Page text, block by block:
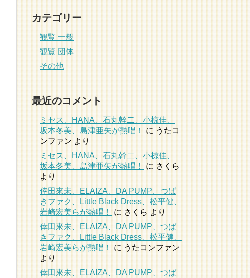
カテゴリー
観覧 一般
観覧 団体
その他
最近のコメント
ミセス、HANA、石丸幹二、小椋佳、
坂本冬美、島津亜矢が熱唱！
に うたコ
ンファン より
ミセス、HANA、石丸幹二、小椋佳、
坂本冬美、島津亜矢が熱唱！
に さくら
より
倖田來未、ELAIZA、DA PUMP、つば
きファク、Little Black Dress、松平健、
岩崎宏美らが熱唱！
に さくら より
倖田來未、ELAIZA、DA PUMP、つば
きファク、Little Black Dress、松平健、
岩崎宏美らが熱唱！
に うたコンファン
より
倖田來未、ELAIZA、DA PUMP、つば